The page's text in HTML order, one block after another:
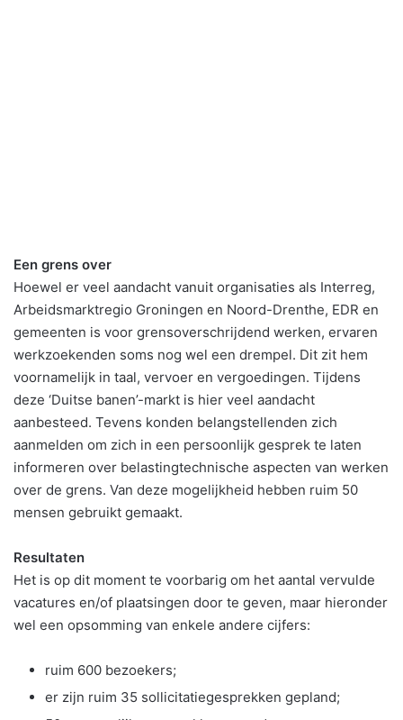
Een grens over
Hoewel er veel aandacht vanuit organisaties als Interreg,
Arbeidsmarktregio Groningen en Noord-Drenthe, EDR en
gemeenten is voor grensoverschrijdend werken, ervaren
werkzoekenden soms nog wel een drempel. Dit zit hem
voornamelijk in taal, vervoer en vergoedingen. Tijdens
deze ‘Duitse banen’-markt is hier veel aandacht
aanbesteed. Tevens konden belangstellenden zich
aanmelden om zich in een persoonlijk gesprek te laten
informeren over belastingtechnische aspecten van werken
over de grens. Van deze mogelijkheid hebben ruim 50
mensen gebruikt gemaakt.
Resultaten
Het is op dit moment te voorbarig om het aantal vervulde
vacatures en/of plaatsingen door te geven, maar hieronder
wel een opsomming van enkele andere cijfers:
ruim 600 bezoekers;
er zijn ruim 35 sollicitatiegesprekken gepland;